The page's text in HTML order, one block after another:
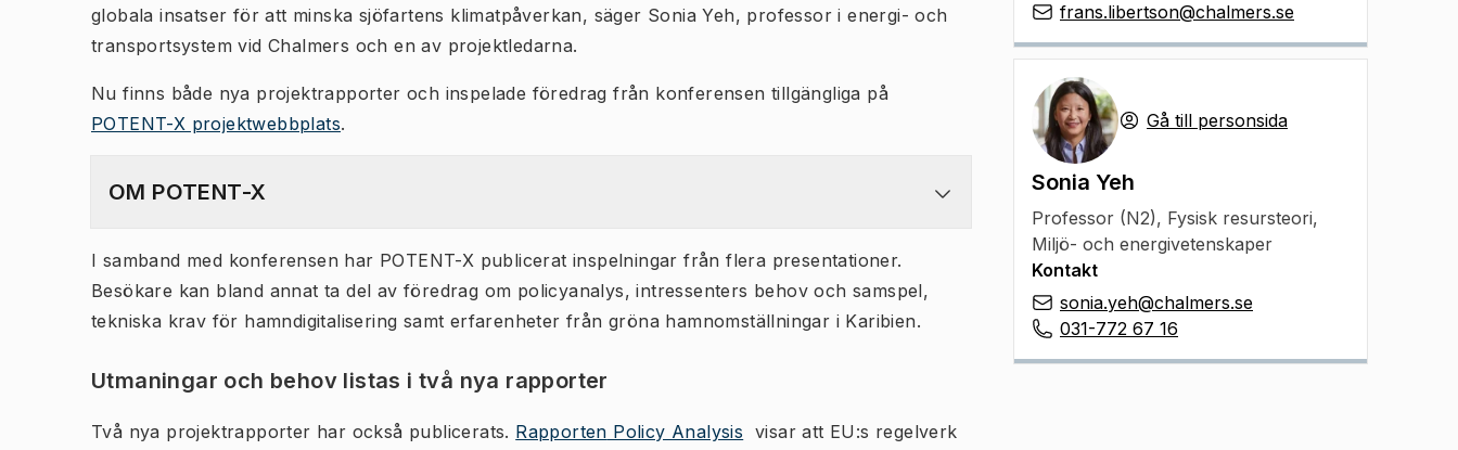
globala insatser för att minska sjöfartens klimatpåverkan, säger Sonia Yeh, professor i energi- och
transportsystem vid Chalmers och en av projektledarna.
Nu finns både nya projektrapporter och inspelade föredrag från konferensen tillgängliga på
POTENT-X projektwebbplats.
OM POTENT-X
I samband med konferensen har POTENT-X publicerat inspelningar från flera presentationer.
Besökare kan bland annat ta del av föredrag om policyanalys, intressenters behov och samspel,
tekniska krav för hamndigitalisering samt erfarenheter från gröna hamnomställningar i Karibien.
Utmaningar och behov listas i två nya rapporter
Två nya projektrapporter har också publicerats. Rapporten Policy Analysis visar att EU:s regelverk
frans.libertson@chalmers.se
Gå till personsida
Sonia Yeh
Professor (N2), Fysisk resursteori,
Miljö- och energivetenskaper
Kontakt
sonia.yeh@chalmers.se
031-772 67 16